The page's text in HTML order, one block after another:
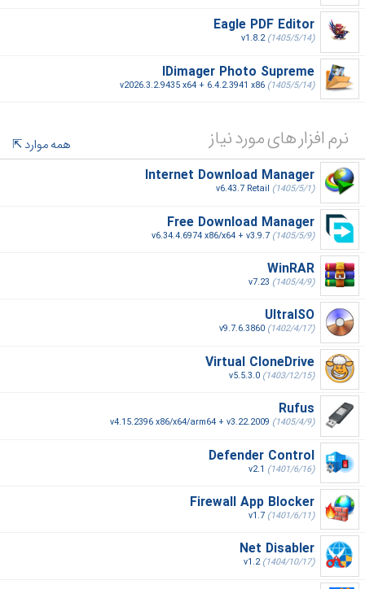
Eagle PDF Editor
v1.8.2(1405/5/14)
IDimager Photo Supreme
v2026.3.2.9435 x64 + 6.4.2.3941 x86 (1405/5/14)
نرم افزار های مورد نیاز
همه موارد
Internet Download Manager
v6.43.7 Retail (1405/5/1)
Free Download Manager
v6.34.4.6974 x86/x64 + v3.9.7 (1405/5/9)
WinRAR
v7.23 (1405/4/9)
UltraISO
v9.7.6.3860 (1402/4/17)
Virtual CloneDrive
v5.5.3.0 (1403/12/15)
Rufus
v4.15.2396 x86/x64/arm64 + v3.22.2009 (1405/4/9)
Defender Control
v2.1 (1401/6/16)
Firewall App Blocker
v1.7 (1401/6/11)
Net Disabler
v1.2(1404/10/17)